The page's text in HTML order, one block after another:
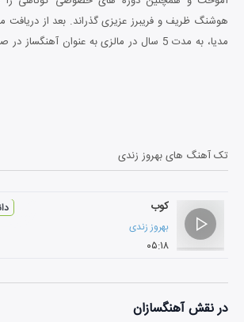
هوشنگ ظریف و فریبرز عزیزی گذراند. بعد از دریافت
مدیا، به مدت 5 سال در مالزی به عنوان
تک آهنگ هایبهروز زندی
کوب
بهروز زندی
۰۵:۱۸
در نقشآهنگسازان